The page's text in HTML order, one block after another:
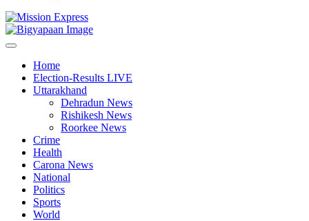
Home
Election-Results LIVE
Uttarakhand
Dehradun News
Rishikesh News
Roorkee News
Crime
Health
Carona News
National
Politics
Sports
World